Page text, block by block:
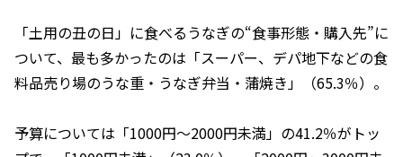
「土用の丑の日」に食べるうなぎの“食事形態・購入先”に
ついて、最も多かったのは「スーパー、デパ地下などの食
料品売り場のうな重・うなぎ弁当・蒲焼き」（65.3％）。
予算については「1000円～2000円未満」の41.2％がトッ